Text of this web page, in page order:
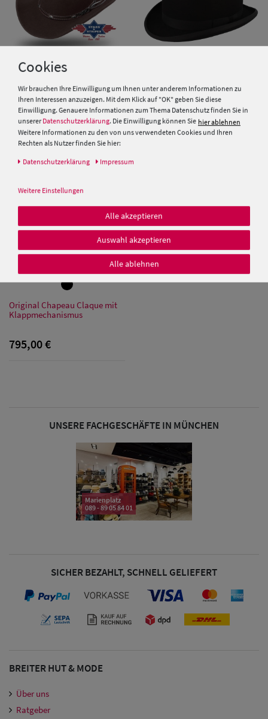
Damen Caps
Damen
Bandana Caps
Sonnenschilder
Snapback Caps
Damen Caps
Großgrößen
Stars & Stripes Western
Cowboy-Filzhut Dallas
Kunstlederband
119,50 €
Schwarze Melone mit
Satininnenfutter von Hut-
Breiter
249,00 €
Original Chapeau Claque mit
Klappmechanismus
795,00 €
UNSERE FACHGESCHÄFTE IN MÜNCHEN
Marienplatz
089 - 89 05 84 01
SICHER BEZAHLT, SCHNELL GELIEFERT
BREITER HUT & MODE
Über uns
Ratgeber
Cookies
Wir brauchen Ihre Einwilligung um Ihnen unter anderem Informationen zu
Ihren Interessen anzuzeigen. Mit dem Klick auf "OK" geben Sie diese
Einwilligung. Genauere Informationen zum Thema Datenschutz finden Sie in
unsererDatenschutzerklärung. Die Einwilligung können Sie hier ablehnen
Weitere Informationen zu den von uns verwendeten Cookies und Ihren
Rechten als Nutzer finden Sie hier:
Daten­schutz­erklärung Impressum
Weitere Einstellungen
Alle akzeptieren
Auswahl akzeptieren
Alle ablehnen